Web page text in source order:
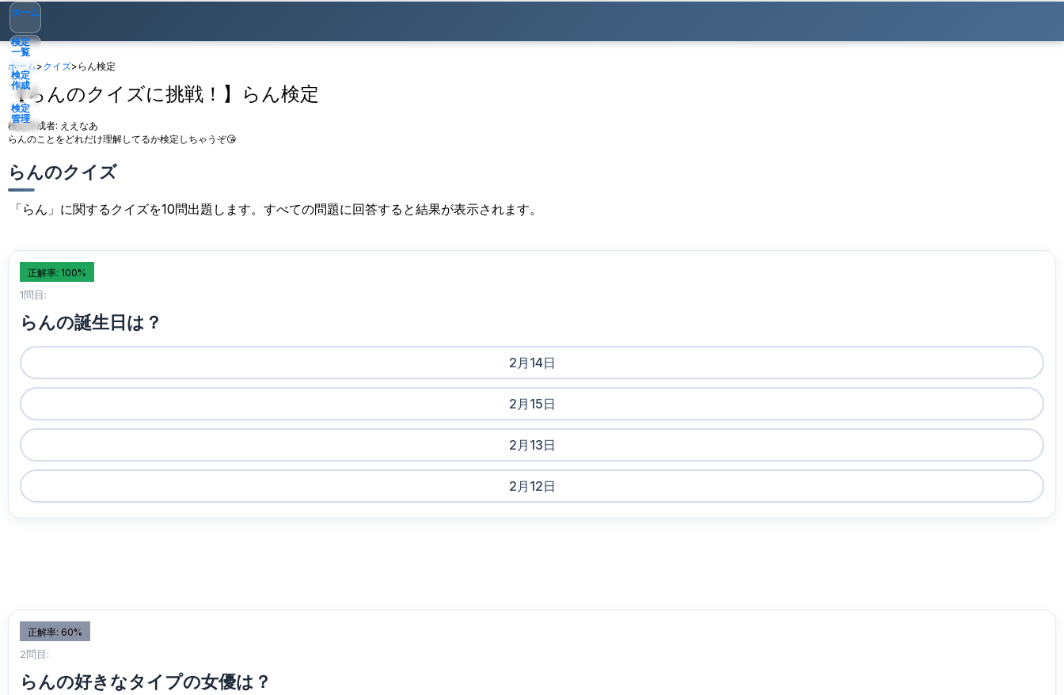
ホーム
検定
一覧
検定
作成
検定
管理
ゲスト ▾
ホーム>クイズ> らん検定
【らんのクイズに挑戦！】らん検定
検定作成者: ええなあ
らんのことをどれだけ理解してるか検定しちゃうぞ😘
らんのクイズ
「らん」に関するクイズを10問出題します。すべての問題に回答すると結果が表示されます。
正解率: 100%
1問目:
らんの誕生日は？
2月14日
2月15日
2月13日
2月12日
正解率: 60%
2問目:
らんの好きなタイプの女優は？